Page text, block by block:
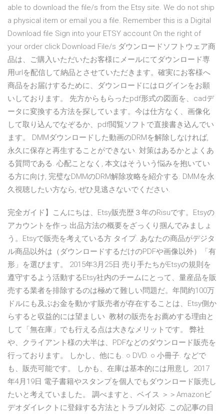
able to download the file/s from the Etsy site. We do not ship
a physical item or email you a file. Remember this is a Digital
Download file Sign into your ETSY account On the right of
your order click Download File/s ダウンロードソフトウェア商
品は、ご購入いただいたお客様にメールにてダウンロード専
用urlを配信して納品とさせていただきます。確実にお客様へ
商品をお届けするために、ダウンロードにはログインをお願
いしております。 先方からもらったpdf形式の図面を、cadデ
ータに変換する方法を探しています。今は仕方なく、画像化
して取り込んでなぞるか、pdf閲覧ソフトで直接書き込んでい
ます。 DMMダウンロードした動画のDRMを解除しなければ,
永久に保存と再生することができない. 対策はあるかとよくあ
る質問である. 心配ことなく, 本文はそういう悩みを抱いてい
る方に向け, 完璧なDMMのDRM解除攻略を紹介する. DMMを永
久視聴したい方なら, ぜひ見逃さないでください.
完全ガイド】こんにちは、Etsy販売歴３年のRisuです。Etsyの
アカウントを作っ 出品方法の概要をざっくり掴んでみましょ
う。Etsyで販売を考えている方 タイプ. あなたの商品がデジタ
ル商品以外は（ダウンロードするだけのPDFや画像以外）「有
形」を選びます。 2015年3月25日 売り手たちがEtsyの規則を
遵守するよう活動するEtsy社内のチームにとって、量産品を販
売する業者を排除するのは極めて難しい問題だ。年間約100万
ドルにも及ぶお金を動かす販売者が存在することは、Etsy側か
らすると収益的には望ましい 教材の販売をお薦めする理由と
して「無在庫」でも行える点は大きなメリットです。 弊社
や、クライアント様の大半は、PDFなどのダウンロード販売を
行っております。 しかし、他にも. ○ DVD. ○ 小冊子. などで
も、販売可能です。 しかも、在庫は基本的には用意し 2017
年4月19日 電子書籍やスタンプを個人でもダウンロード販売し
たいと考えていました。 調べますと、ベイス ＞＞Amazonビ
デオダイレクトに登録する方法とトラブル対応. この記事の目